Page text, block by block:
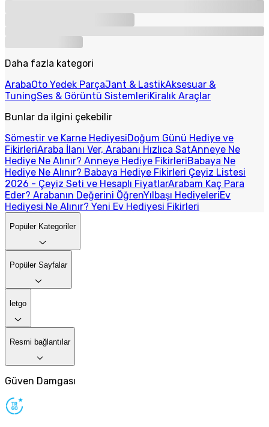
Daha fazla kategori
ArabaOto Yedek ParçaJant & LastikAksesuar &
TuningSes & Görüntü SistemleriKiralık Araçlar
Bunlar da ilgini çekebilir
Sömestir ve Karne HediyesiDoğum Günü Hediye ve
FikirleriAraba İlanı Ver, Arabanı Hızlıca SatAnneye Ne
Hediye Ne Alınır? Anneye Hediye FikirleriBabaya Ne
Hediye Ne Alınır? Babaya Hediye Fikirleri Çeyiz Listesi
2026 - Çeyiz Seti ve Hesaplı FiyatlarArabam Kaç Para
Eder? Arabanın Değerini ÖğrenYılbaşı HediyeleriEv
Hediyesi Ne Alınır? Yeni Ev Hediyesi Fikirleri
Popüler Kategoriler
Popüler Sayfalar
letgo
Resmi bağlantılar
Güven Damgası